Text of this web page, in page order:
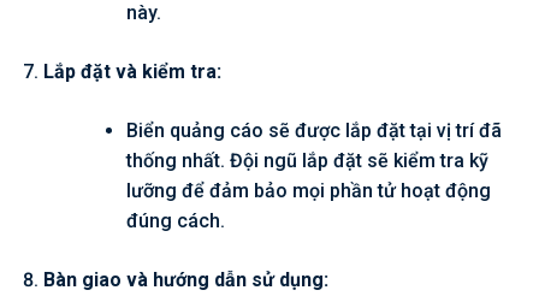
này.
Lắp đặt và kiểm tra:
Biển quảng cáo sẽ được lắp đặt tại vị trí đã
thống nhất. Đội ngũ lắp đặt sẽ kiểm tra kỹ
lưỡng để đảm bảo mọi phần tử hoạt động
đúng cách.
Bàn giao và hướng dẫn sử dụng: